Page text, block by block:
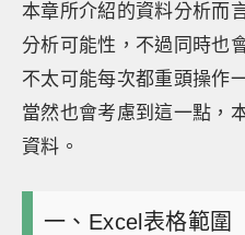
本章所介紹的資料分析而
分析可能性，不過同時也
不太可能每次都重頭操作
當然也會考慮到這一點，
資料。
一、Excel表格範圍